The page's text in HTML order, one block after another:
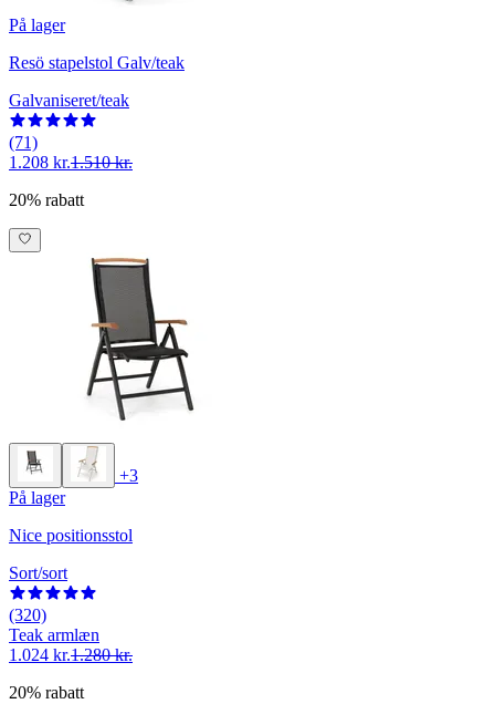
På lager
Resö stapelstol Galv/teak
Galvaniseret/teak
(71)
1.208 kr.1.510 kr.
20% rabatt
+3
På lager
Nice positionsstol
Sort/sort
(320)
Teak armlæn
1.024 kr.1.280 kr.
20% rabatt